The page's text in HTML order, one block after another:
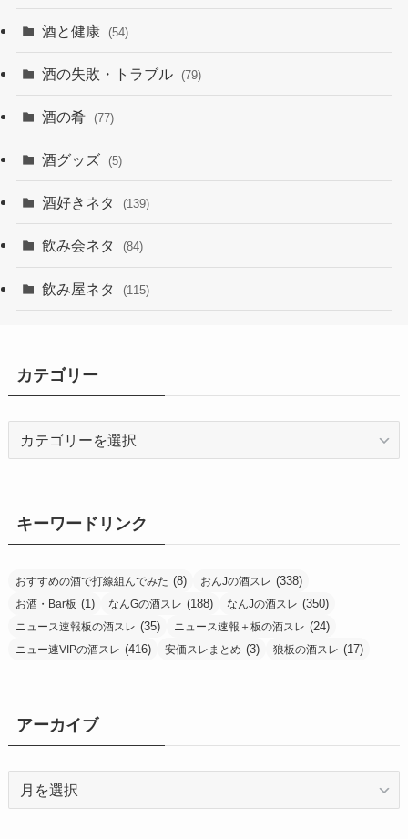
酒と健康 (54)
酒の失敗・トラブル (79)
酒の肴 (77)
酒グッズ (5)
酒好きネタ (139)
飲み会ネタ (84)
飲み屋ネタ (115)
カテゴリー
ーキーワードリンク
おすすめの酒で打線組んでみた (8) おんJの酒スレ (338)
お酒・Bar板 (1) なんGの酒スレ (188) なんJの酒スレ (350)
ニュース速報板の酒スレ (35) ニュース速報＋板の酒スレ (24)
ニュー速VIPの酒スレ (416) 安価スレまとめ (3) 狼板の酒スレ (17)
アーカイブ